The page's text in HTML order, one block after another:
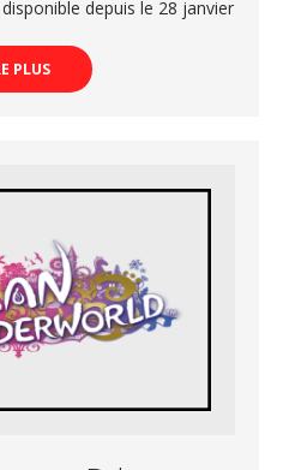
depuis le 28 janvier
PLUS